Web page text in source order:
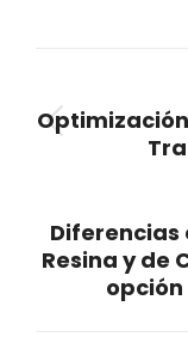
navigation
Diferencias
Resina y de